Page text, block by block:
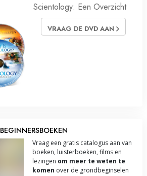
Scientology: Een Overzicht
VRAAG DE DVD AAN
BEGINNERSBOEKEN
Vraag een gratis catalogus aan van
boeken, luisterboeken, films en
lezingen om meer te weten te
komen over de grondbeginselen